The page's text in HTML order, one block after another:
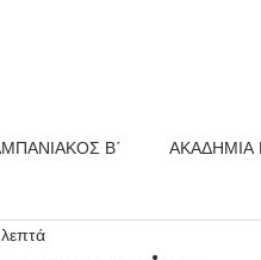
Β΄ ΑΚΑΔΗΜΙΑ